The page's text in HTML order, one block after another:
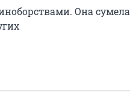
Она сумела